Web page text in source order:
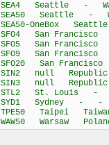
SEA4 Seattle -
SEA50 Seattle -
SEA50-OneBox
SFO4 San
SFO5 San
SFO9 San
SFO20 San
SIN2 null Republic
SIN3 null Republic
STL2 St. Louis -
SYD1 Sydney - -
TPE50 Taipei
WAW50 Warsaw